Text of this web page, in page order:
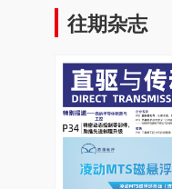
往期杂志